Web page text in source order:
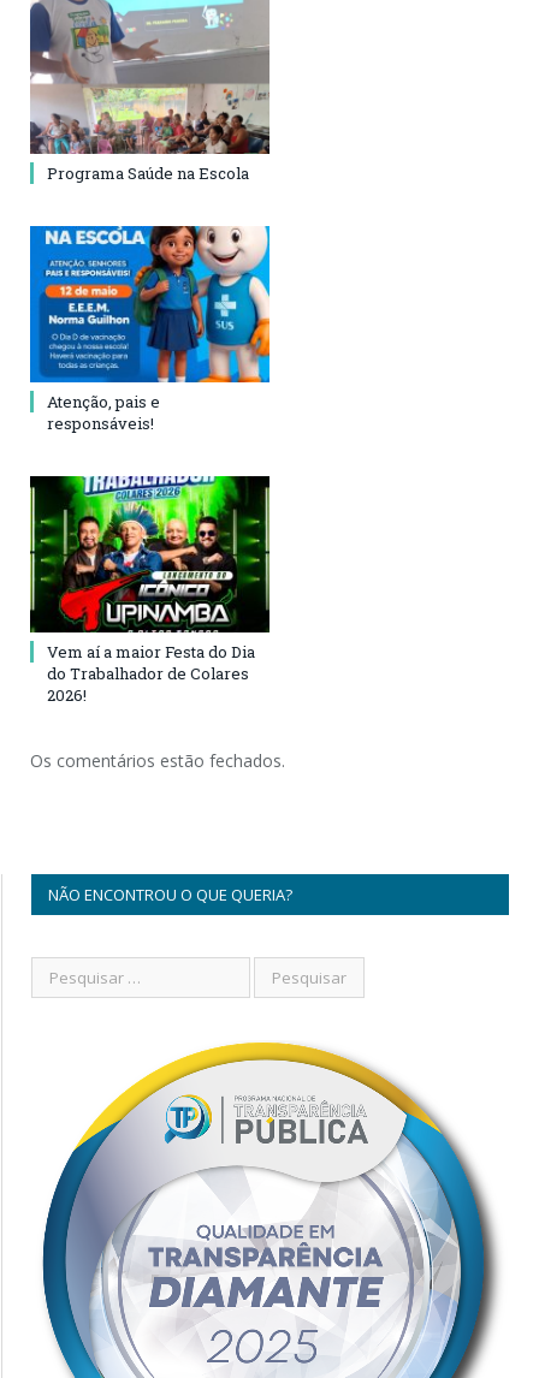
Programa Saúde na Escola
Atenção, pais e
responsáveis!
Vem aí a maior Festa do Dia
do Trabalhador de Colares
2026!
Os comentários estão fechados.
NÃO ENCONTROU O QUE QUERIA?